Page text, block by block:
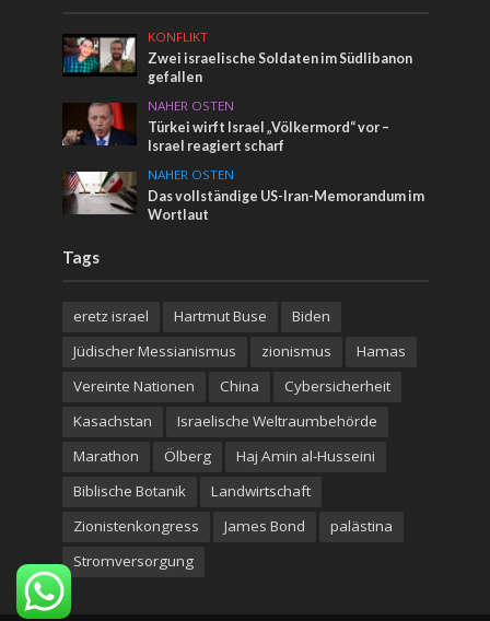
KONFLIKT
Zwei israelische Soldaten im Südlibanon
gefallen
NAHER OSTEN
Türkei wirft Israel „Völkermord“ vor –
Israel reagiert scharf
NAHER OSTEN
Das vollständige US-Iran-Memorandum im
Wortlaut
Tags
eretz israel Hartmut Buse
Biden
Jüdischer Messianismus
zionismus
Hamas
Vereinte Nationen
China
Cybersicherheit
Kasachstan
Israelische Weltraumbehörde
Marathon
Ölberg
Haj Amin al-Husseini
Biblische Botanik
Landwirtschaft
Zionistenkongress
James Bond
palästina
Stromversorgung